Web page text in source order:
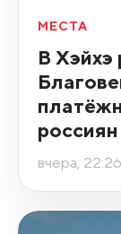
МЕСТА
В Хэйхэ
россиян
вчера, 22:26